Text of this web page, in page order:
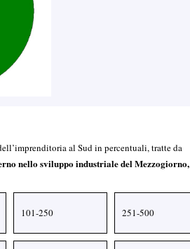
al Sud in percentuali, tratte da
nello sviluppo industriale del
101-250 251-500